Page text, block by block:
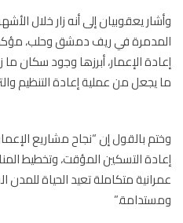
يعقوبيان إلى أنه زار خلال الأشهر
في ريف دمشق وحلب، مؤكدًا
الإعمار، أبرزها وجود سكان ما
من عملية إعادة التنظيم والترميم
بالقول إن “نجاح مشاريع الإعمار
التسكين المؤقت، وتخطيط المناطق
متكاملة تعيد الحياة للمدن